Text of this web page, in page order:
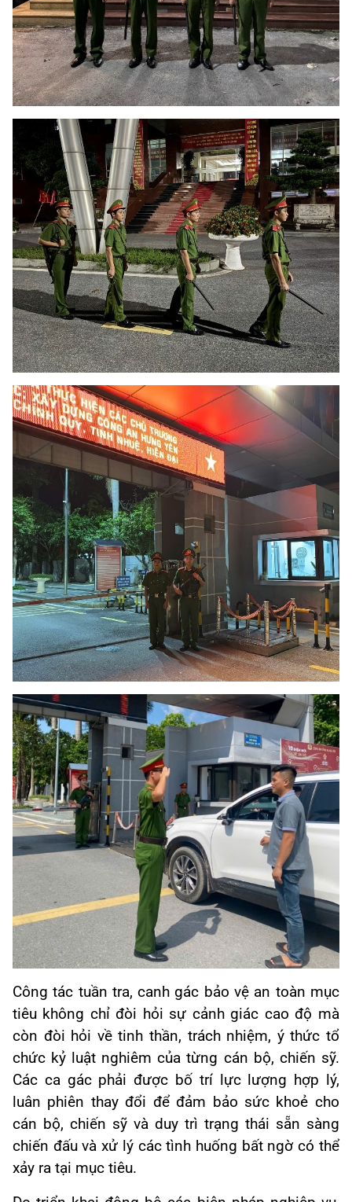
Công tác tuần tra, canh gác bảo vệ an toàn mục
tiêu không chỉ đòi hỏi sự cảnh giác cao độ mà
còn đòi hỏi về tinh thần, trách nhiệm, ý thức tổ
chức kỷ luật nghiêm của từng cán bộ, chiến sỹ.
Các ca gác phải được bố trí lực lượng hợp lý,
luân phiên thay đổi để đảm bảo sức khoẻ cho
cán bộ, chiến sỹ và duy trì trạng thái sẵn sàng
chiến đấu và xử lý các tình huống bất ngờ có thể
xảy ra tại mục tiêu.